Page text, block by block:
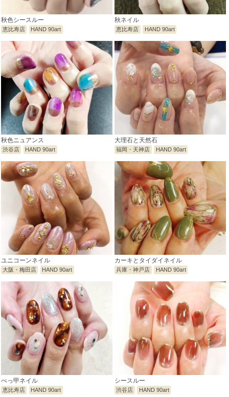
秋色シースルー
恵比寿店 HAND 90art
秋ネイル
恵比寿店 HAND 90art
秋色ニュアンス
渋谷店 HAND 90art
大理石と天然石
福岡・天神店 HAND 90art
ユニコーンネイル
大阪・梅田店 HAND 90art
カーキとタイダイネイル
兵庫・神戸店 HAND 90art
べっ甲ネイル
恵比寿店 HAND 90art
シースルー
渋谷店 HAND 90art